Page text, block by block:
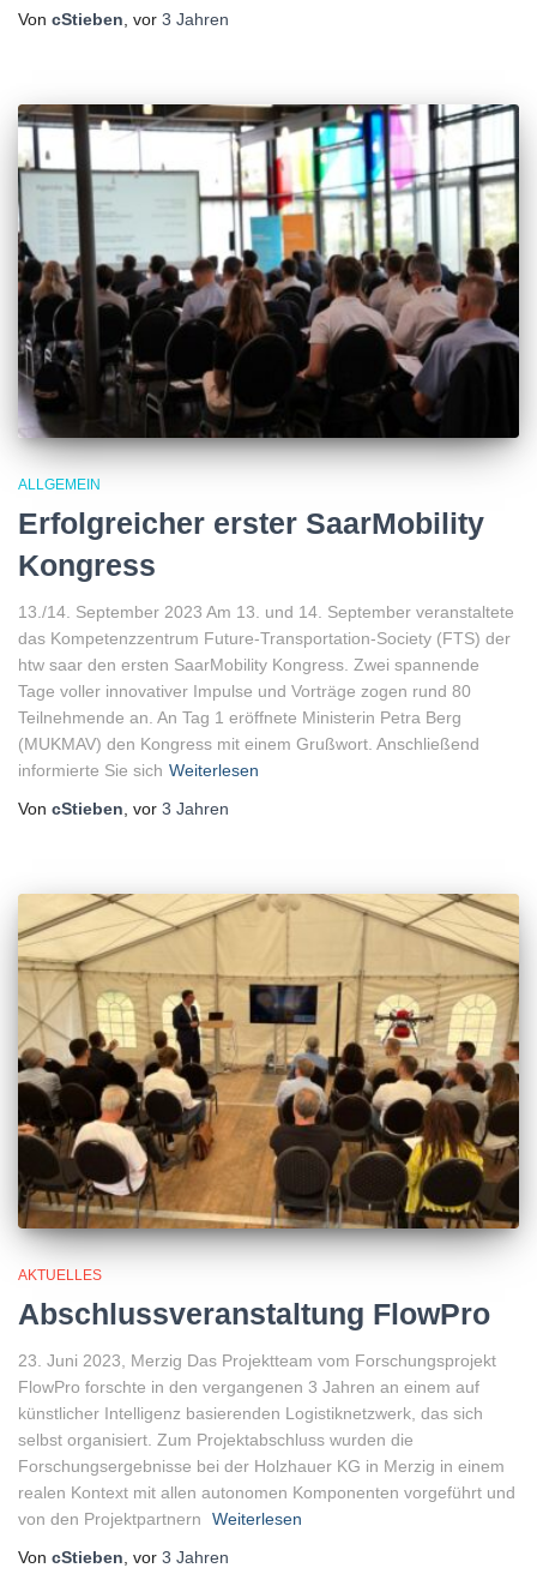
Von cStieben , vor 3 Jahren
ALLGEMEIN
Erfolgreicher erster SaarMobility
Kongress
13./14. September 2023 Am 13. und 14. September veranstaltete
das Kompetenzzentrum Future-Transportation-Society (FTS) der
htw saar den ersten SaarMobility Kongress. Zwei spannende
Tage voller innovativer Impulse und Vorträge zogen rund 80
Teilnehmende an. An Tag 1 eröffnete Ministerin Petra Berg
(MUKMAV) den Kongress mit einem Grußwort. Anschließend
informierte Sie sich Weiterlesen
Von cStieben, vor 3 Jahren
AKTUELLES
Abschlussveranstaltung FlowPro
23. Juni 2023, Merzig Das Projektteam vom Forschungsprojekt
FlowPro forschte in den vergangenen 3 Jahren an einem auf
künstlicher Intelligenz basierenden Logistiknetzwerk, das sich
selbst organisiert. Zum Projektabschluss wurden die
Forschungsergebnisse bei der Holzhauer KG in Merzig in einem
realen Kontext mit allen autonomen Komponenten vorgeführt und
von den Projektpartnern
Weiterlesen
Von cStieben , vor 3 Jahren